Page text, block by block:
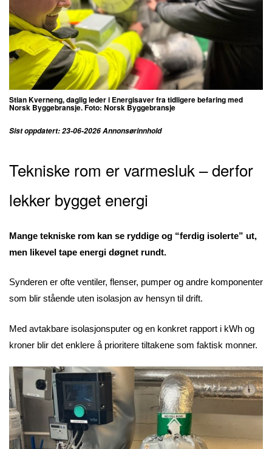
Stian Kverneng, daglig leder i Energisaver fra tidligere befaring med
Norsk Byggebransje. Foto: Norsk Byggebransje
Sist oppdatert: 23-06-2026 Annonsørinnhold
Tekniske rom er varmesluk – derfor
lekker bygget energi
Mange tekniske rom kan se ryddige og “ferdig isolerte” ut,
men likevel tape energi døgnet rundt.
Synderen er ofte ventiler, flenser, pumper og andre komponenter
som blir stående uten isolasjon av hensyn til drift.
Med avtakbare isolasjonsputer og en konkret rapport i kWh og
kroner blir det enklere å prioritere tiltakene som faktisk monner.